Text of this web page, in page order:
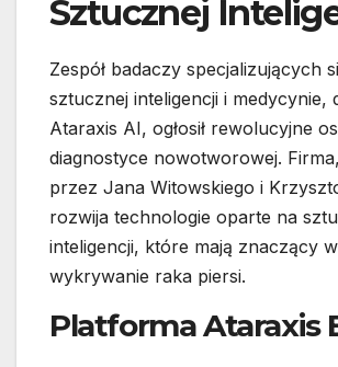
Sztucznej
Zespół badaczy specjalizujących
sztucznej inteligencji i medycynie,
Ataraxis AI, ogłosił rewolucyjne
diagnostyce nowotworowej.
przez Jana Witowskiego i
rozwija technologie oparte na
inteligencji, które mają znaczący
wykrywanie raka piersi.
Platforma Ataraxis